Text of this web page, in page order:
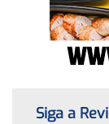
Siga a